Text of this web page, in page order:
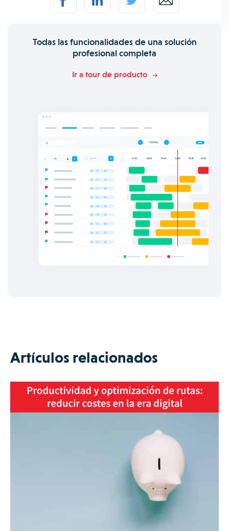
Todas las funcionalidades de una solución
profesional completa
Ir a tour de producto
Artículos relacionados